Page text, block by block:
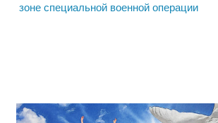
зоне специальной военной операции